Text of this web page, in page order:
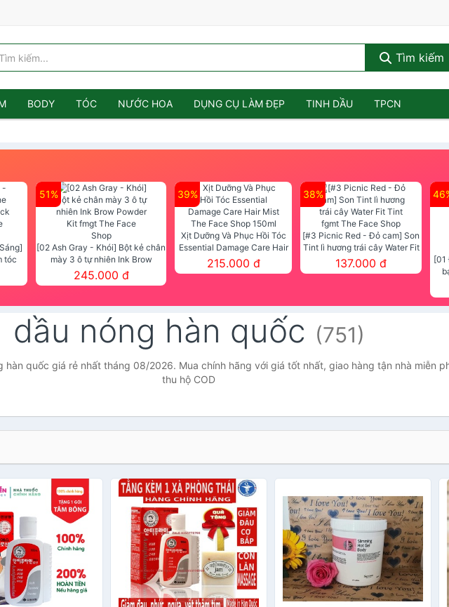
Tìm kiếm
BODY TÓC NƯỚC HOA DỤNG CỤ LÀM ĐẸP TINH DẦU TPCN
tóc
Shop
51%
[02 Ash Gray - Khói] Bột kẻ chân
mày 3 ô tự nhiên Ink Brow
Powder Kit fmgt The Face Shop
245.000 đ
39%
Xịt Dưỡng Và Phục Hồi Tóc
Essential Damage Care Hair
Mist The Face Shop 150ml
215.000 đ
38%
[#3 Picnic Red - Đỏ cam] Son
Tint lì hương trái cây Water Fit
Tint fgmt The Face Shop
137.000 đ
[01
dầu nóng hàn quốc (751)
hàn quốc giá rẻ nhất tháng 08/2026. Mua chính hãng với giá tốt nhất, giao hàng tận nhà miễn
thu hộ COD